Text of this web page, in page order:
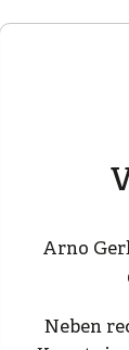
Arno
Neben